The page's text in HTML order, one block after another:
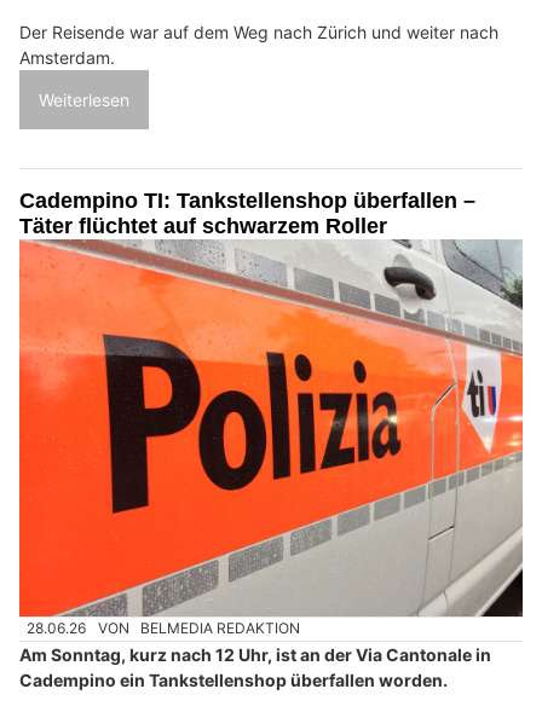
Der Reisende war auf dem Weg nach Zürich und weiter nach
Amsterdam.
Weiterlesen
Cadempino TI: Tankstellenshop überfallen –
Täter flüchtet auf schwarzem Roller
28.06.26 VON BELMEDIA REDAKTION
Am Sonntag, kurz nach 12 Uhr, ist an der Via Cantonale in
Cadempino ein Tankstellenshop überfallen worden.